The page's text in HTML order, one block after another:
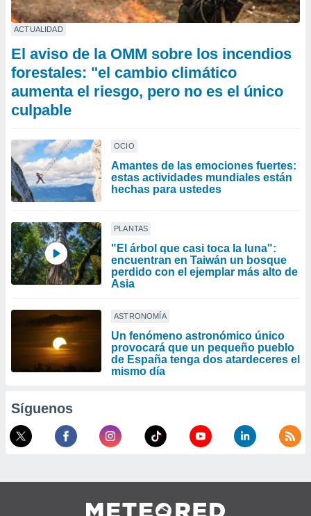
ACTUALIDAD
El aviso de la OMM sobre los incendios
forestales: "el cambio climático
aumenta el riesgo, pero no es el único
culpable
OCIO
Amantes de las emociones fuertes:
estas actividades mundiales están
hechas para ustedes
PLANTAS
"El árbol que casi toca la luna":
encuentran en Taiwán un bosque
perdido con el ejemplar más alto de
Asia
ASTRONOMÍA
Un fenómeno astronómico único
provocará que un pequeño pueblo
de España tenga dos atardeceres el
mismo día
Síguenos